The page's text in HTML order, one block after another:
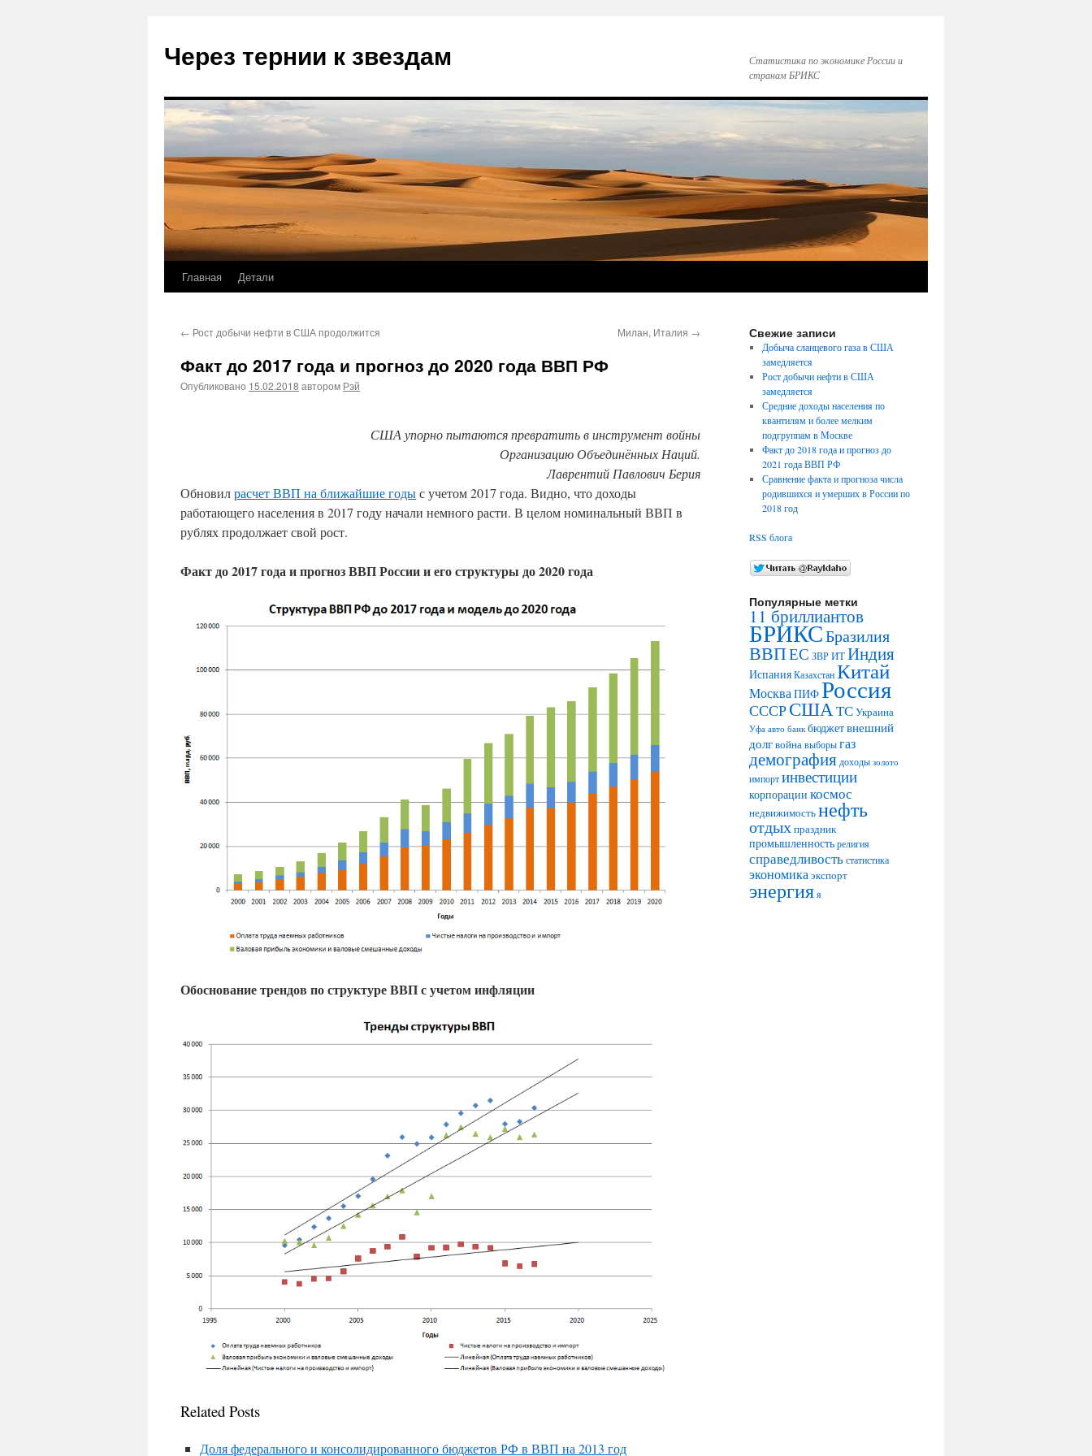
Через тернии к звездам
Статистика по экономике России и
странам БРИКС
Перейти
содержимому
Главная Детали
← Рост добычи нефти в США продолжится Милан, Италия →
Факт до 2017 года и прогноз до 2020 года ВВП РФ
Опубликовано 15.02.2018 автором Рэй
США упорно пытаются превратить в инструмент войны
Организацию Объединённых Наций.
Лаврентий Павлович Берия
Обновилрасчет ВВП на ближайшие годыс учетом 2017 года. Видно, что доходы
работающего населения в 2017 году начали немного расти. В целом номинальный ВВП в
рублях продолжает свой рост.
Факт до 2017 года и прогноз ВВП России и его структуры до 2020 года
Обоснование трендов по структуре ВВП с учетом инфляции
Related Posts
Доля федерального и консолидированного бюджетов РФ в ВВП на 2013 год
Свежие записи
Добыча сланцевого газа в США
замедляется
Рост добычи нефти в США
замедляется
Средние доходы населения по
квантилям и более мелким
подгруппам в Москве
Факт до 2018 года и прогноз до
2021 года ВВП РФ
Сравнение факта и прогноза числа
родившихся и умерших в России по
2018 год
RSS блога
Популярные метки
11 бриллиантов
БРИКСБразилия
ВВПЕС ЗВР ИТИндия
ИспанияКазахстанКитай
МоскваПИФРоссия
СССРСШАТСУкраина
Уфа авто банк бюджетвнешний
долгвойнавыборыгаз
демография доходы золото
импорт инвестиции
корпорации космос
недвижимостьнефть
отдыхпраздник
промышленность религия
справедливостьстатистика
экономикаэкспорт
энергия я